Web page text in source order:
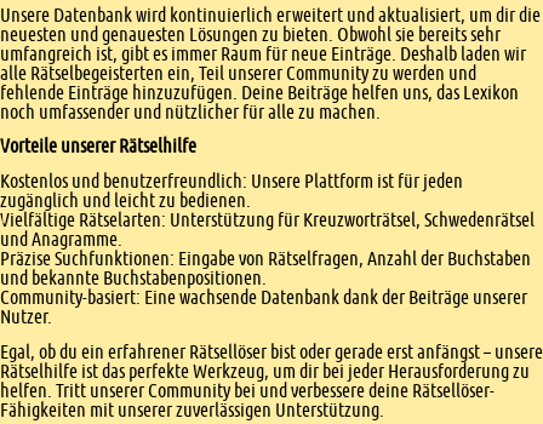
Unsere Datenbank wird kontinuierlich erweitert und aktualisiert, um dir die
neuesten und genauesten Lösungen zu bieten. Obwohl sie bereits sehr
umfangreich ist, gibt es immer Raum für neue Einträge. Deshalb laden wir
alle Rätselbegeisterten ein, Teil unserer Community zu werden und
fehlende Einträge hinzuzufügen. Deine Beiträge helfen uns, das Lexikon
noch umfassender und nützlicher für alle zu machen.
Vorteile unserer Rätselhilfe
Kostenlos und benutzerfreundlich: Unsere Plattform ist für jeden
zugänglich und leicht zu bedienen.
Vielfältige Rätselarten: Unterstützung für Kreuzworträtsel, Schwedenrätsel
und Anagramme.
Präzise Suchfunktionen: Eingabe von Rätselfragen, Anzahl der Buchstaben
und bekannte Buchstabenpositionen.
Community-basiert: Eine wachsende Datenbank dank der Beiträge unserer
Nutzer.
Egal, ob du ein erfahrener Rätsellöser bist oder gerade erst anfängst – unsere
Rätselhilfe ist das perfekte Werkzeug, um dir bei jeder Herausforderung zu
helfen. Tritt unserer Community bei und verbessere deine Rätsellöser-
Fähigkeiten mit unserer zuverlässigen Unterstützung.